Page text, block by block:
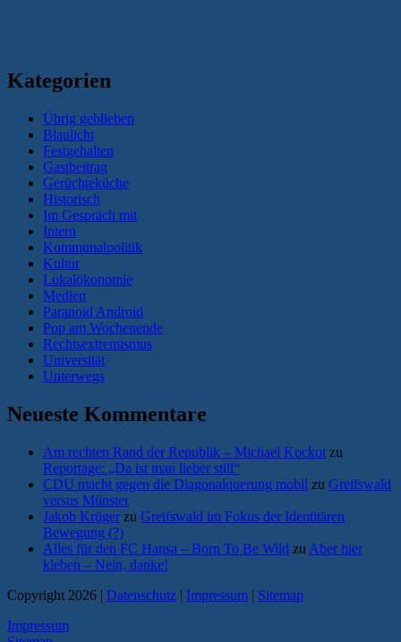
Kategorien
Übrig geblieben
Blaulicht
Festgehalten
Gastbeitrag
Gerüchteküche
Historisch
Im Gespräch mit
Intern
Kommunalpolitik
Kultur
Lokalökonomie
Medien
Paranoid Android
Pop am Wochenende
Rechtsextremismus
Universität
Unterwegs
Neueste Kommentare
Am rechten Rand der Republik – Michael Kockot zu
Reportage: „Da ist man lieber still“
CDU macht gegen die Diagonalquerung mobil zu Greifswald
versus Münster
Jakob Krüger zu Greifswald im Fokus der Identitären
Bewegung (?)
Alles für den FC Hansa – Born To Be Wild zu Aber hier
kleben – Nein, danke!
Copyright 2026 | Datenschutz | Impressum | Sitemap
Impressum